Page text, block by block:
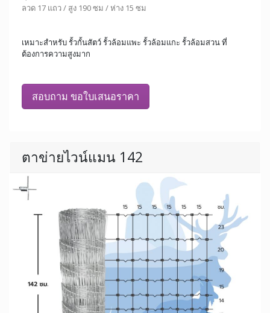
ลวด 17 แถว / สูง 190 ซม / ห่าง 15 ซม
เหมาะสำหรับ รั้วกั้นสัตว์ รั้วล้อมแพะ รั้วล้อมแกะ รั้วล้อมสวน ที่
ต้องการความสูงมาก
สอบถาม ขอใบเสนอราคา
ตาข่ายไวน์แมน 142